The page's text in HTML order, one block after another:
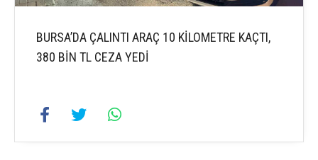
BURSA’DA ÇALINTI ARAÇ 10 KİLOMETRE KAÇTI,
380 BİN TL CEZA YEDİ